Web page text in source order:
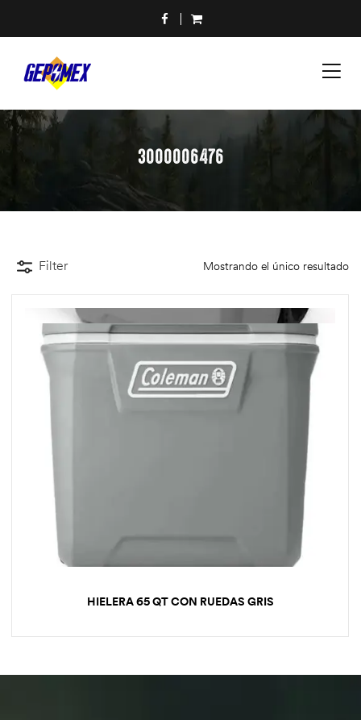
3000006476
Filter Mostrando el único resultado
HIELERA 65 QT CON RUEDAS GRIS